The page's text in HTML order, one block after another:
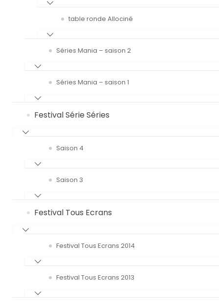
table ronde Allociné
Séries Mania – saison 2
Séries Mania – saison 1
Festival Série Séries
Saison 4
Saison 3
Festival Tous Ecrans
Festival Tous Ecrans 2014
Festival Tous Ecrans 2013